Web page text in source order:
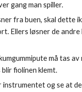
gang man spiller.
fra buen, skal dette
Ellers løsner de
må tas
blir fiolinen klemt.
instrumentet og se at